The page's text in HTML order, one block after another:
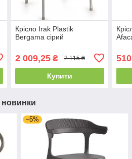
Крісло Irak Plastik
Bergama сірий
2 009,25₴ 2 115 ₴
Купити
новинки
–5%